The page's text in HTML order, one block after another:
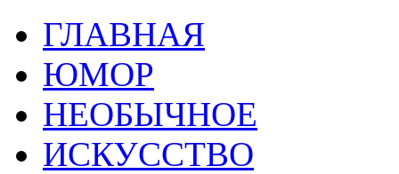
ГЛАВНАЯ
ЮМОР
НЕОБЫЧНОЕ
ИСКУССТВО